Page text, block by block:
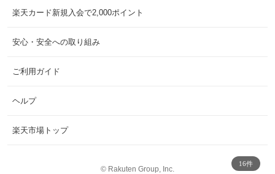
16件
楽天カード新規入会で2,000ポイント
安心・安全への取り組み
ご利用ガイド
ヘルプ
楽天市場トップ
© Rakuten Group, Inc.